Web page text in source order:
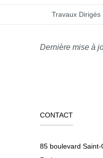
Travaux Dirigés
Dernière mise à
CONTACT
85 boulevard